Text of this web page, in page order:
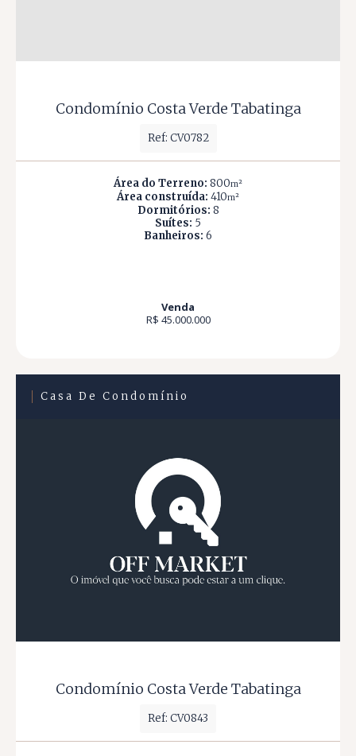
Condomínio Costa Verde Tabatinga
Ref: CV0782
Área do Terreno: 800m²
Área construída: 410m²
Dormitórios: 8
Suítes: 5
Banheiros: 6
Venda
R$ 45.000.000
Casa De Condomínio
Condomínio Costa Verde Tabatinga
Ref: CV0843